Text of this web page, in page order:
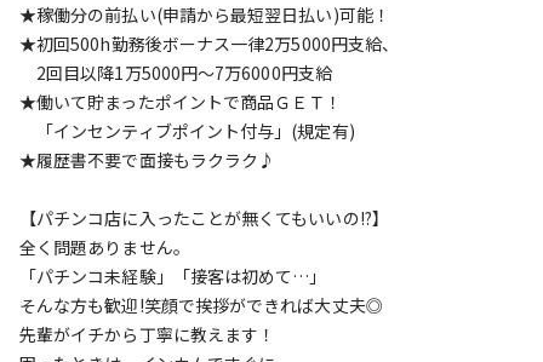
★稼働分の前払い(申請から最短翌日払い)可能！
★初回500h勤務後ボーナス一律2万5000円支給、
2回目以降1万5000円～7万6000円支給
★働いて貯まったポイントで商品ＧＥＴ！
「インセンティブポイント付与」(規定有)
★履歴書不要で面接もラクラク♪
【パチンコ店に入ったことが無くてもいいの!?】
全く問題ありません。
「パチンコ未経験」「接客は初めて…」
そんな方も歓迎!笑顔で挨拶ができれば大丈夫◎
先輩がイチから丁寧に教えます！